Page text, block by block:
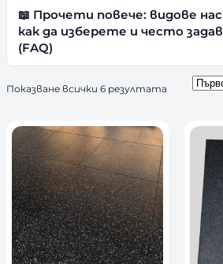
📖 Прочети повече: видове
как да изберете и често
(FAQ)
Показване всички 6 резултата